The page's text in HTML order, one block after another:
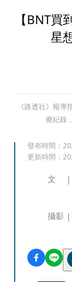
【BNT
星
《路透社》報
療紀錄
發布時間：
更新時間：
文
攝影